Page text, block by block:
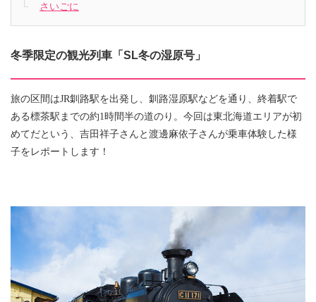
さいごに
冬季限定の観光列車「SL冬の湿原号」
旅の区間はJR釧路駅を出発し、釧路湿原駅などを通り、終着駅で
ある標茶駅までの約1時間半の道のり。今回は東北海道エリアが初
めてだという、吉田祥子さんと渡邊麻依子さんが乗車体験した様
子をレポートします！